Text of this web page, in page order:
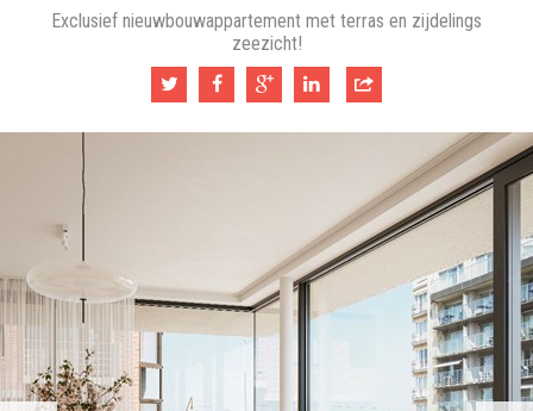
Exclusief nieuwbouwappartement met terras en zijdelings
zeezicht!